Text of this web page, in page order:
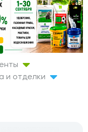
и отделки